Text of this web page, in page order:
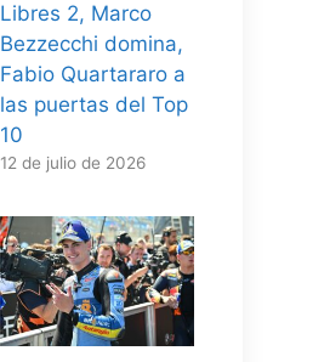
Libres 2, Marco
Bezzecchi domina,
Fabio Quartararo a
las puertas del Top
10
12 de julio de 2026